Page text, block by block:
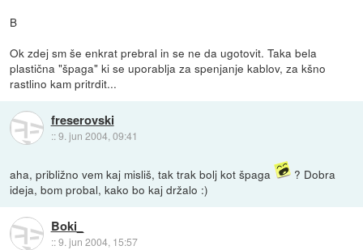
B
Ok zdej sm še enkrat prebral in se ne da ugotovit. Taka bela
plastična "špaga" ki se uporablja za spenjanje kablov, za kšno
rastlino kam pritrdit...
freserovski
::9. jun 2004, 09:41
aha, približno vem kaj misliš, tak trak bolj kot špaga
? Dobra
ideja, bom probal, kako bo kaj držalo :)
Boki_
::9. jun 2004, 15:57